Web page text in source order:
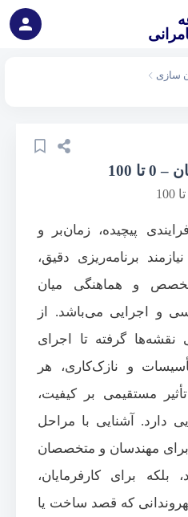
سازی
100
پیچیده، زمان‌بر و
برنامه‌ریزی دقیق،
و هماهنگی میان
و اجرایی می‌باشد. از
گرفته تا اجرای
و نازک‌کاری، هر
مستقیمی بر کیفیت،
دارد. آشنایی با مراحل
مهندسان و متخصصان
بلکه برای کارفرمایان،
که قصد ساخت یا